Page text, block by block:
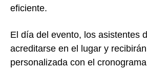
eficiente.
El día del evento, los asistentes
acreditarse en el lugar y
personalizada con el